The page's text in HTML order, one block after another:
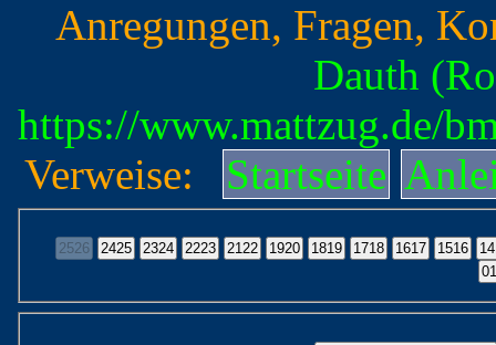
Anregungen, Fragen,
Dauth
https://www.mattzug.de/
Verweise:
Startseite